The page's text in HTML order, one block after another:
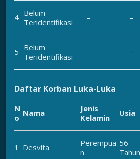
4 Belum
Teridentifikasi
– –
5 Belum
Teridentifikasi
– –
Daftar Korban Luka-Luka
N
o Nama
Jenis
Kelamin
Usia
1 Desvita
Perempua
n
56
Tahun